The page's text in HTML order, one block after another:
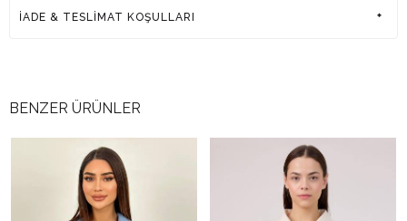
İADE & TESLİMAT KOŞULLARI
BENZER ÜRÜNLER